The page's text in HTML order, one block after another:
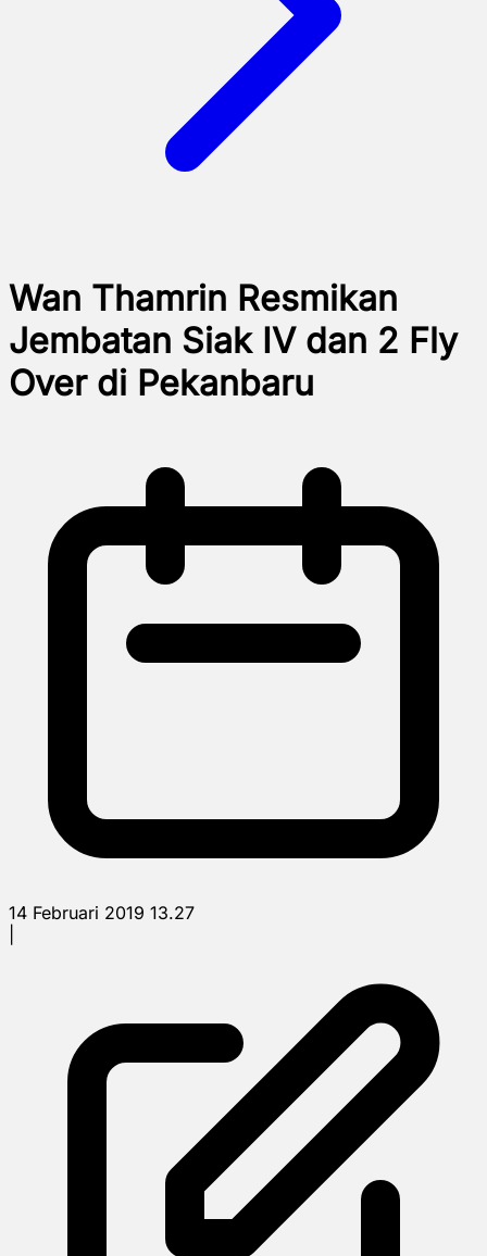
Wan Thamrin Resmikan
Jembatan Siak IV dan 2 Fly
Over di Pekanbaru
14 Februari 2019 13.27